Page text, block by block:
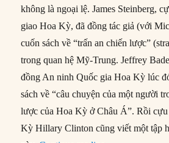
không là ngoại lệ. James Steinberg,
giao Hoa Kỳ, đã đồng tác giả (với
cuốn sách về “trấn an chiến lược”
trong quan hệ Mỹ-Trung. Jeffrey
đồng An ninh Quốc gia Hoa Kỳ lúc
sách về “câu chuyện của một người
lược của Hoa Kỳ ở Châu Á”. Rồi
Kỳ Hillary Clinton cũng viết một tập